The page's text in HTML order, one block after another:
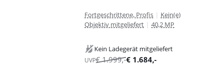
Fortgeschrittene, Profis | Kein(e)
Objektiv mitgeliefert | 40,2 MP
Kein Ladegerät mitgeliefert
UVP€1.999,-€ 1.684,-